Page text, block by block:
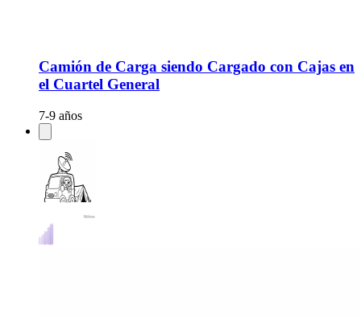
Camión de Carga siendo Cargado con Cajas en
el Cuartel General
7-9 años